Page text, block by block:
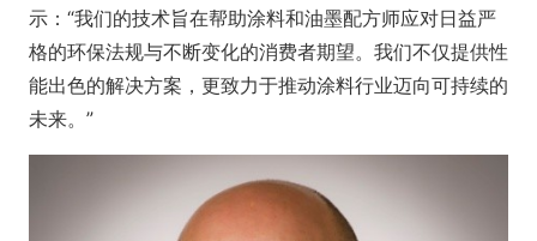
示：“我们的技术旨在帮助涂料和油墨配方师应对日益严
格的环保法规与不断变化的消费者期望。我们不仅提供性
能出色的解决方案，更致力于推动涂料行业迈向可持续的
未来。”